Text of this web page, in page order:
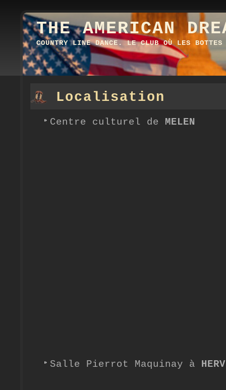
THE AMERICAN
COUNTRY LINE DANCE. LE CLUB OÙ LES BOTTES
Localisation
Centre culturel de MELEN
Salle Pierrot Maquinay à